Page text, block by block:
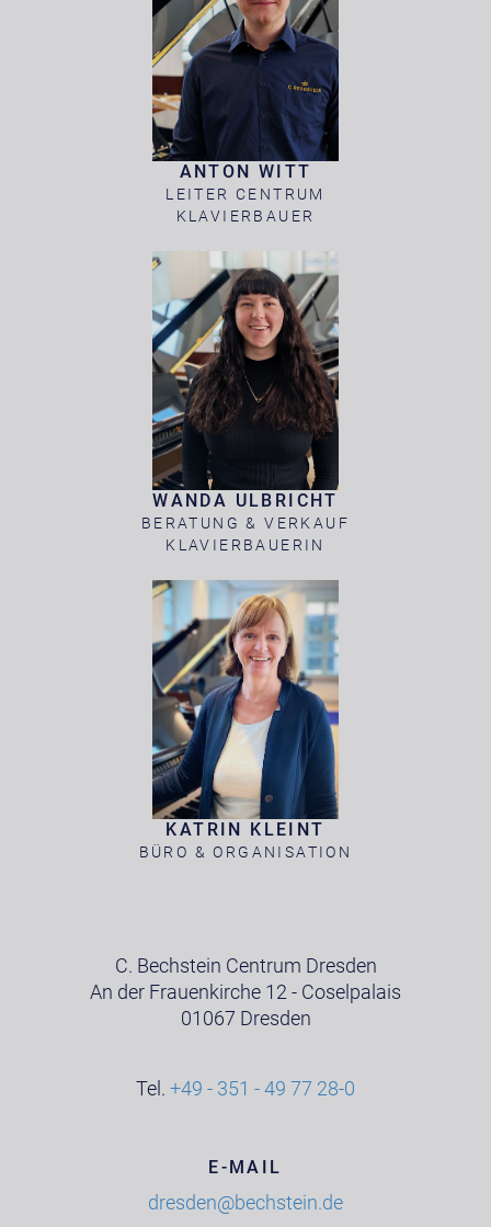
ANTON WITT
LEITER CENTRUM
KLAVIERBAUER
WANDA ULBRICHT
BERATUNG & VERKAUF
KLAVIERBAUERIN
KATRIN KLEINT
BÜRO & ORGANISATION
C. Bechstein Centrum Dresden
An der Frauenkirche 12 - Coselpalais
01067 Dresden
Tel. +49 - 351 - 49 77 28-0
E-MAIL
dresden@bechstein.de